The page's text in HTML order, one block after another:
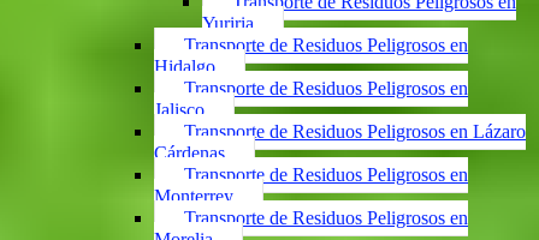
Yuriria
Transporte de Residuos Peligrosos en
Hidalgo
Transporte de Residuos Peligrosos en
Jalisco
Transporte de Residuos Peligrosos en Lázaro
Cárdenas
Transporte de Residuos Peligrosos en
Monterrey
Transporte de Residuos Peligrosos en